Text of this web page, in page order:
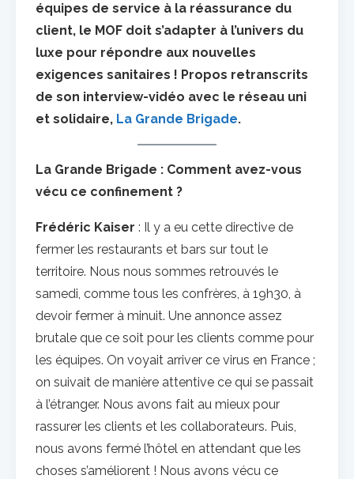
équipes de service à la réassurance du
client, le MOF doit s’adapter à l’univers du
luxe pour répondre aux nouvelles
exigences sanitaires ! Propos retranscrits
de son interview-vidéo avec le réseau uni
et solidaire, La Grande Brigade.
La Grande Brigade : Comment avez-vous
vécu ce confinement ?
Frédéric Kaiser : Il y a eu cette directive de
fermer les restaurants et bars sur tout le
territoire. Nous nous sommes retrouvés le
samedi, comme tous les confrères, à 19h30, à
devoir fermer à minuit. Une annonce assez
brutale que ce soit pour les clients comme pour
les équipes. On voyait arriver ce virus en France ;
on suivait de manière attentive ce qui se passait
à l’étranger. Nous avons fait au mieux pour
rassurer les clients et les collaborateurs. Puis,
nous avons fermé l’hôtel en attendant que les
choses s’améliorent ! Nous avons vécu ce